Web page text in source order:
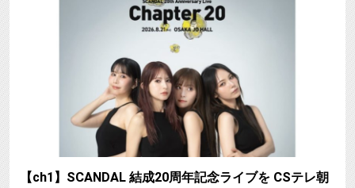
【ch1】SCANDAL 結成20周年記念ライブを CSテレ朝